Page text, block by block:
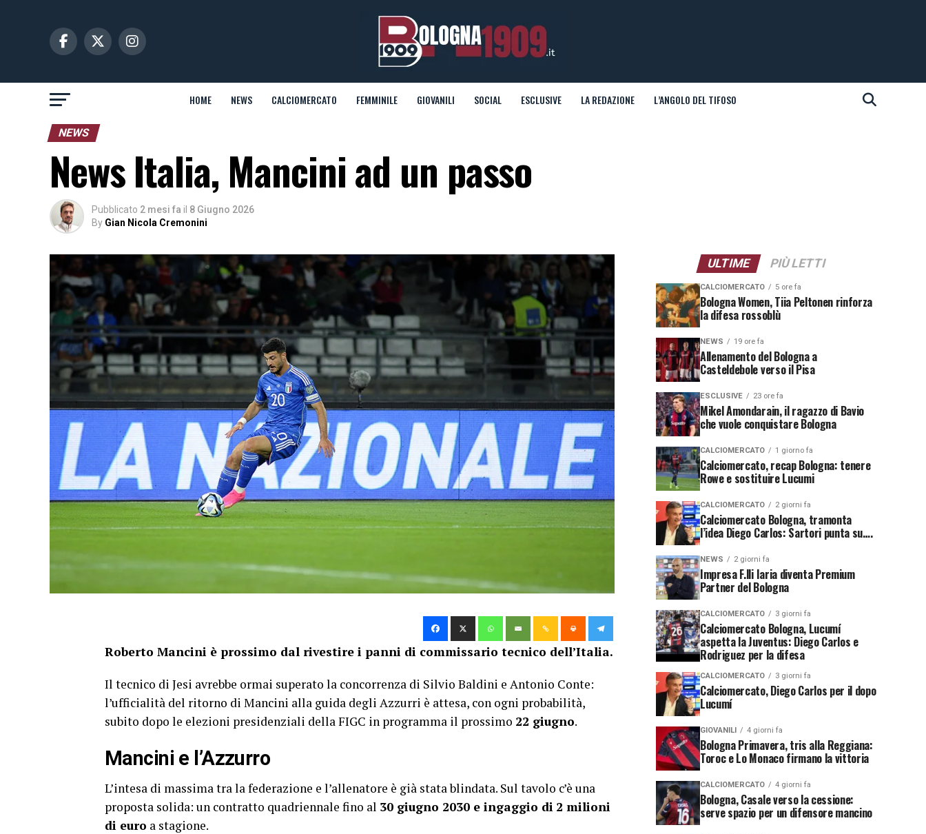
HOME NEWS CALCIOMERCATO FEMMINILE GIOVANILI SOCIAL ESCLUSIVE LA REDAZIONE L’ANGOLO DEL TIFOSO
NEWS
News Italia, Mancini ad un passo
Pubblicato 2 mesi fa il 8 Giugno 2026
By Gian Nicola Cremonini
Roberto Mancini è prossimo dal rivestire i panni di commissario tecnico dell’Italia.
Il tecnico di Jesi avrebbe ormai superato la concorrenza di Silvio Baldini e Antonio Conte:
l’ufficialità del ritorno di Mancini alla guida degli Azzurri è attesa, con ogni probabilità,
subito dopo le elezioni presidenziali della FIGC in programma il prossimo 22 giugno.
Mancini e l’Azzurro
L’intesa di massima tra la federazione e l’allenatore è già stata blindata. Sul tavolo c’è una
proposta solida: un contratto quadriennale fino al 30 giugno 2030 e ingaggio di 2 milioni
di euro a stagione.
ULTIME PIÙ LETTI
CALCIOMERCATO 5 ore fa
Bologna Women, Tiia Peltonen rinforza
la difesa rossoblù
NEWS 19 ore fa
Allenamento del Bologna a
Casteldebole verso il Pisa
ESCLUSIVE 23 ore fa
Mikel Amondarain, il ragazzo di Bavio
che vuole conquistare Bologna
CALCIOMERCATO 1 giorno fa
Calciomercato, recap Bologna: tenere
Rowe e sostituire Lucumi
CALCIOMERCATO 2 giorni fa
Calciomercato Bologna, tramonta
l’idea Diego Carlos: Sartori punta su….
NEWS 2 giorni fa
Impresa F.lli Iaria diventa Premium
Partner del Bologna
CALCIOMERCATO 3 giorni fa
Calciomercato Bologna, Lucumí
aspetta la Juventus: Diego Carlos e
Rodriguez per la difesa
CALCIOMERCATO 3 giorni fa
Calciomercato, Diego Carlos per il dopo
Lucumí
GIOVANILI 4 giorni fa
Bologna Primavera, tris alla Reggiana:
Toroc e Lo Monaco firmano la vittoria
CALCIOMERCATO 4 giorni fa
Bologna, Casale verso la cessione:
serve spazio per un difensore mancino